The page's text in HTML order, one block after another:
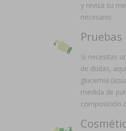
y revisa su
necesario.
Pruebas
Si necesitas
de dudas,
glucemia
medida de
composición